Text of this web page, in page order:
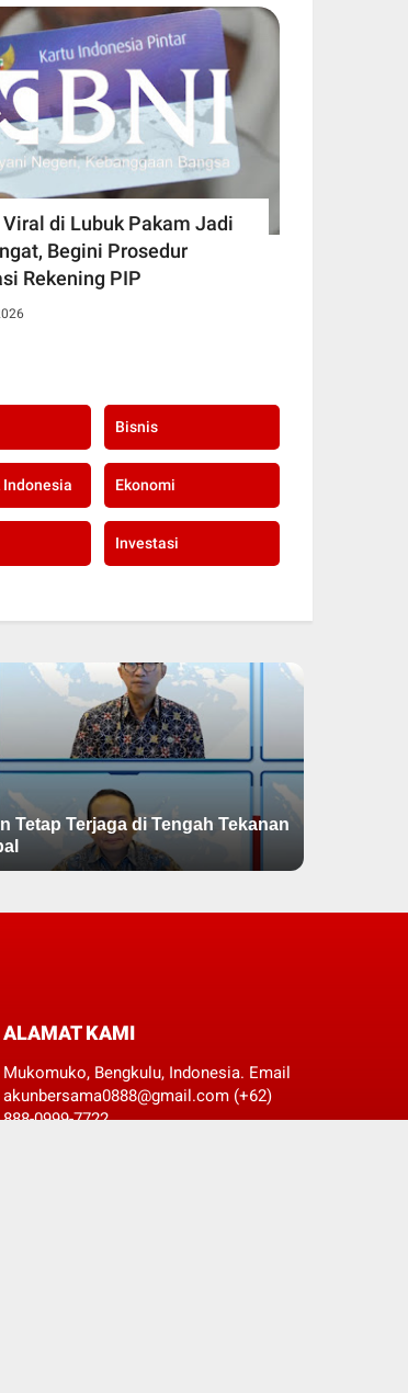
di Lubuk Pakam Jadi
Begini Prosedur
Rekening PIP
Bisnis
Indonesia Ekonomi
Investasi
Tetap Terjaga di Tengah Tekanan
ALAMAT KAMI
Mukomuko, Bengkulu, Indonesia. Email
akunbersama0888@gmail.com (+62)
888-0999-7722